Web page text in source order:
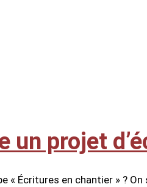
un projet
« Écritures en chantier » ?